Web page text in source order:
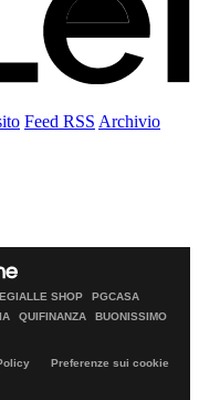
Feed RSS Archivio
SHOP
PGCASA
QUIFINANZA
BUONISSIMO
Preferenze sui cookie